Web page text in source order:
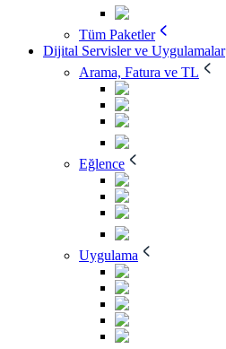
Tüm Paketler
Dijital Servisler ve Uygulamalar
Arama, Fatura ve TL
Eğlence
Uygulama